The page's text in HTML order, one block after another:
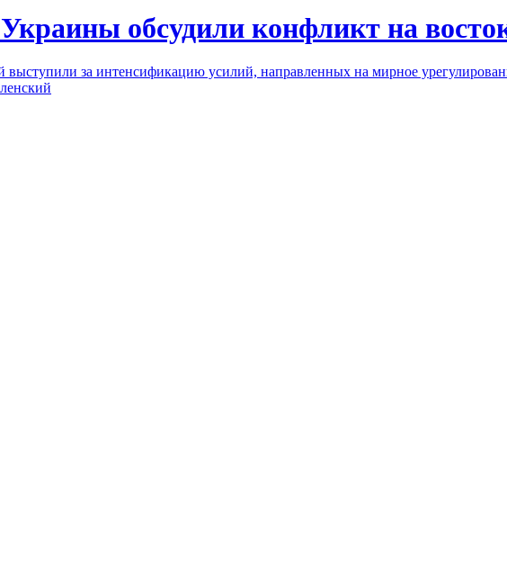
обсудили конфликт на
за интенсификацию усилий, направленных на мирное